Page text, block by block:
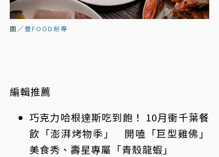
圖／豐FOOD粉專
編輯推薦
巧克力哈根達斯吃到飽 ！ 10月衝千葉餐
飲「澎湃烤物季」 開嗑「巨型雞佛」
美食秀、壽星專屬「青殼龍蝦」